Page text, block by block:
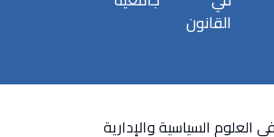
القانون
العلوم السياسية والإدارية